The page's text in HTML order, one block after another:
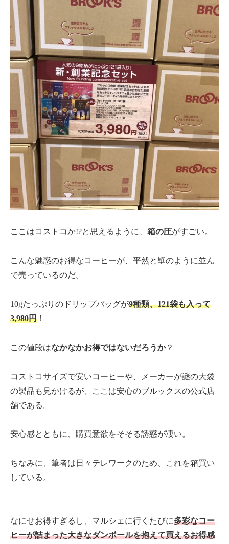
ここはコストコか!?と思えるように、 箱の圧がすごい。
こんな魅惑のお得なコーヒーが、平然と壁のように並ん
で売っているのだ。
10gたっぷりのドリップバッグが9種類、121袋も入って
3,980円 ！
この値段はなかなかお得ではないだろうか？
コストコサイズで安いコーヒーや、メーカーが謎の大袋
の製品も見かけるが、ここは安心のブルックスの公式店
舗である。
安心感とともに、購買意欲をそそる誘惑が凄い。
ちなみに、筆者は日々テレワークのため、これを箱買い
している。
なにせお得すぎるし、マルシェに行くたびに多彩なコー
ヒーが詰まった大きなダンボールを抱えて買えるお得感